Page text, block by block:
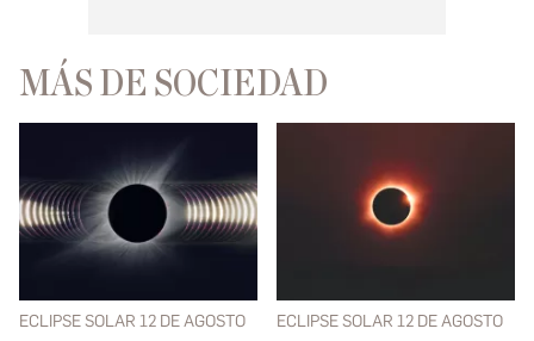
MÁS DE SOCIEDAD
ECLIPSE SOLAR 12 DE AGOSTO ECLIPSE SOLAR 12 DE AGOSTO